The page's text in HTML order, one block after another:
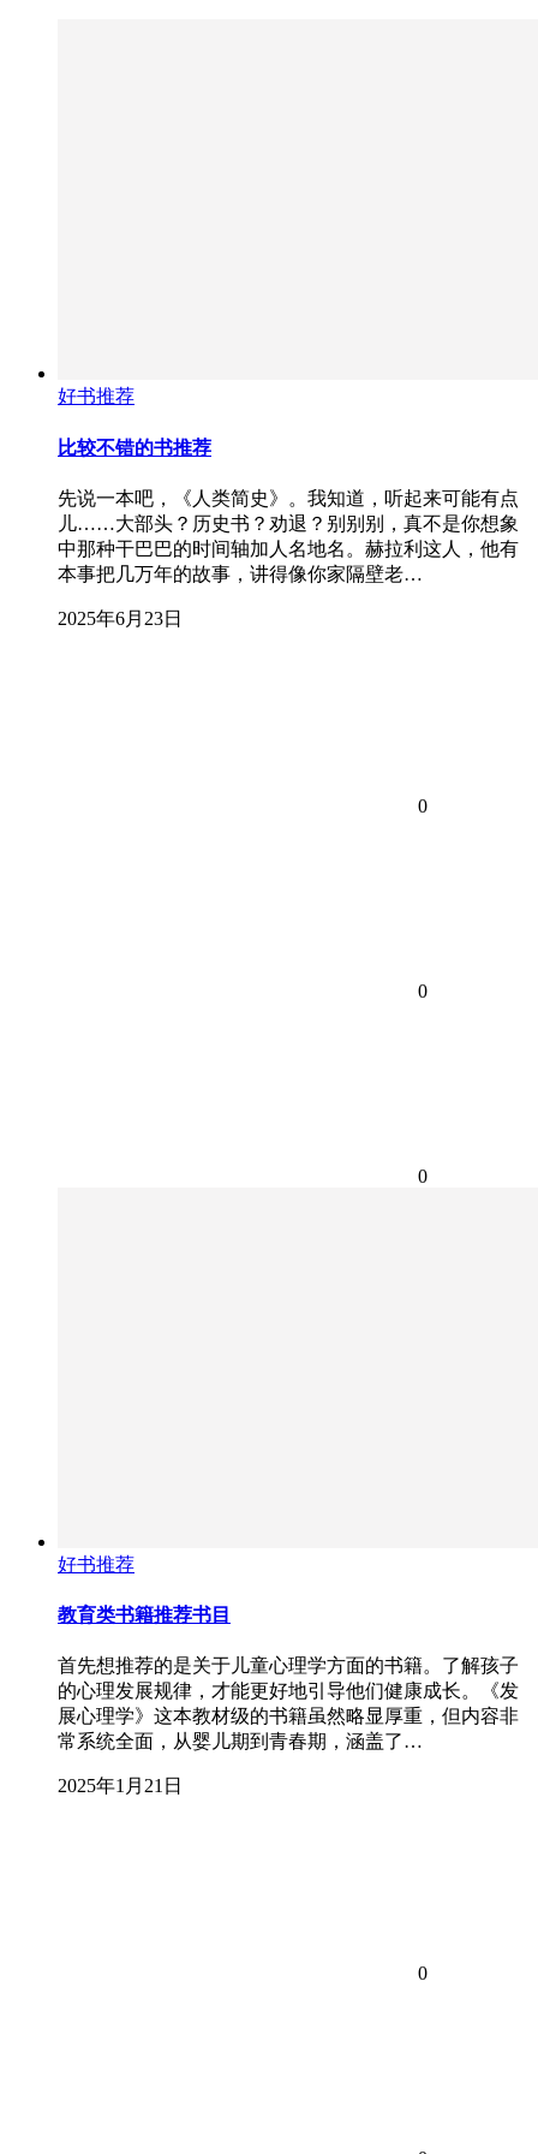
好书推荐
比较不错的书推荐
先说一本吧，《人类简史》。我知道，听起来可能有点
儿……大部头？历史书？劝退？别别别，真不是你想象
中那种干巴巴的时间轴加人名地名。赫拉利这人，他有
本事把几万年的故事，讲得像你家隔壁老…
2025年6月23日
0
0
0
好书推荐
教育类书籍推荐书目
首先想推荐的是关于儿童心理学方面的书籍。了解孩子
的心理发展规律，才能更好地引导他们健康成长。《发
展心理学》这本教材级的书籍虽然略显厚重，但内容非
常系统全面，从婴儿期到青春期，涵盖了…
2025年1月21日
0